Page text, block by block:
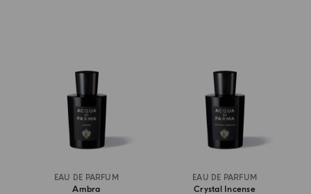
EAU DE PARFUM
Ambra
EAU DE PARFUM
Crystal Incense